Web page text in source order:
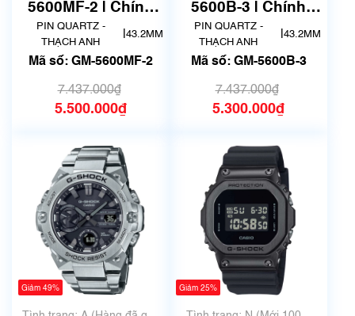
5600MF-2 | Chính
hãng
PIN QUARTZ -
THẠCH ANH
43.2MM
Mã số: GM-5600MF-2
7.437.000₫
5.500.000₫
5600B-3 | Chính
hãng
PIN QUARTZ -
THẠCH ANH
43.2MM
Mã số: GM-5600B-3
7.437.000₫
5.300.000₫
Giảm 49% Giảm 25%